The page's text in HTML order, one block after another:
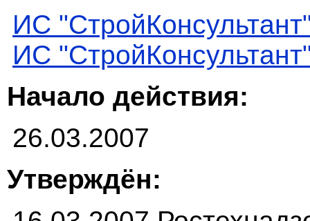
ИС
ИС
Начало действия:
26.03.2007
Утверждён: